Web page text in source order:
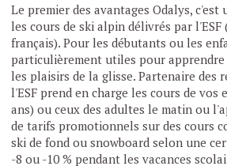
Le premier des avantages Odalys,
les cours de ski alpin délivrés par l'ESF
français). Pour les débutants ou les
particulièrement utiles pour
les plaisirs de la glisse. Partenaire des
l'ESF prend en charge les cours de vos
ans) ou ceux des adultes le matin ou
de tarifs promotionnels sur des cours
ski de fond ou snowboard selon une
-8 ou -10 % pendant les vacances